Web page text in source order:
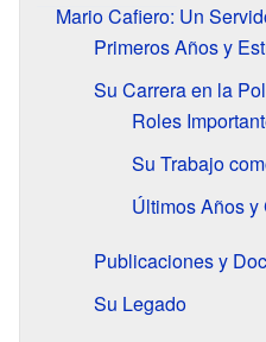
Mario Cafiero: Un
Primeros Años y
Su Carrera en la
Roles
Su Trabajo
Últimos Años
Publicaciones y
Su Legado